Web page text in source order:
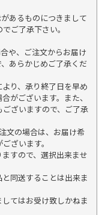
あるものにつきまして
ご了承下さい。
や、ご注文からお届け
あらかじめご了承くだ
り、承り終了日を早め
がございます。また、
ざいますので、ご了承
文の場合は、お届け希
ざいます。
すので、選択出来ませ
同送することは出来ま
てはお受け致しかねま